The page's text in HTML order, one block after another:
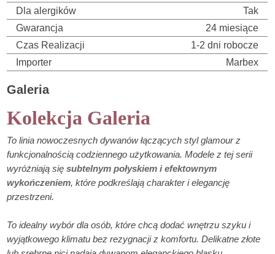
Dla alergików
Tak
Gwarancja
24 miesiące
Czas Realizacji
1-2 dni robocze
Importer
Marbex
Galeria
Kolekcja Galeria
To linia nowoczesnych dywanów łączących styl glamour z
funkcjonalnością codziennego użytkowania. Modele z tej serii
wyróżniają sięsubtelnym połyskiem i efektownym
wykończeniem, które podkreślają charakter i elegancję
przestrzeni.
To idealny wybór dla osób, które chcą dodać wnętrzu szyku i
wyjątkowego klimatu bez rezygnacji z komfortu. Delikatne złote